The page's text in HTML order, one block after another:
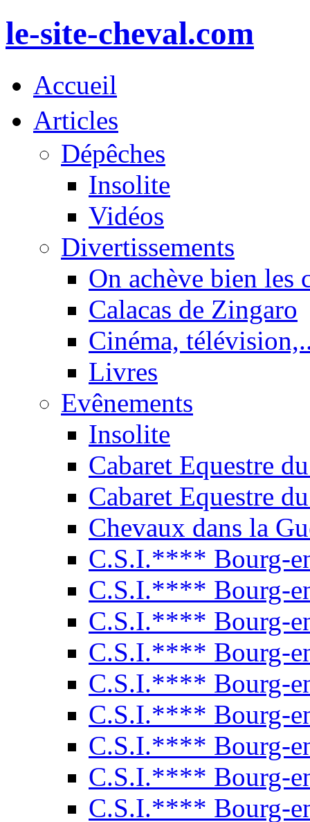
le-site-cheval.com
Accueil
Articles
Dépêches
Insolite
Vidéos
Divertissements
On achève bien les
Calacas de Zingaro
Cinéma,
Livres
Evênements
Insolite
Cabaret Equestre
Cabaret Equestre
Chevaux dans la
C.S.I.**** Bourg-
C.S.I.**** Bourg-
C.S.I.**** Bourg-
C.S.I.**** Bourg-
C.S.I.**** Bourg-
C.S.I.**** Bourg-
C.S.I.**** Bourg-
C.S.I.**** Bourg-
C.S.I.**** Bourg-